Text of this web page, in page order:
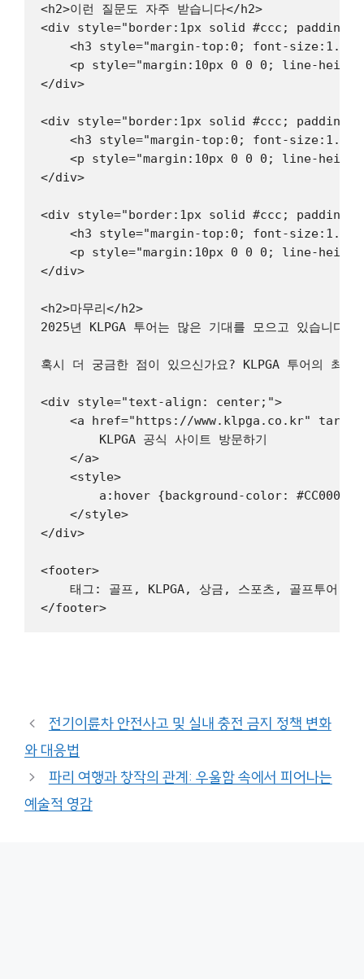
<h2>이런 질문도 자주 받습니다</h2>
<div style="border:1px solid #ccc;
<h3 style="margin-top:0; font-
<p style="margin:10px 0 0 0; line-
</div>
<div style="border:1px solid #ccc;
<h3 style="margin-top:0; font-
<p style="margin:10px 0 0 0; line-
</div>
<div style="border:1px solid #ccc;
<h3 style="margin-top:0; font-
<p style="margin:10px 0 0 0; line-
</div>
<h2>마무리</h2>
2025년 KLPGA 투어는 많은 기대를 모으고 있습니
혹시 더 궁금한 점이 있으신가요? KLPGA 투어의 최
<div style="text-align: center;">
<a href="https://www.klpga.co.kr"
        KLPGA 공식 사이트 방문하기
    </a>
    <style>
a:hover {background-color: #CC0000
    </style>
</div>
<footer>
    태그: 골프, KLPGA, 상금, 스포츠, 골프투어
전기이륜차 안전사고 및 실내 충전 금지 정책 변화
와 대응법
파리 여행과 창작의 관계: 우울함 속에서 피어나는
예술적 영감